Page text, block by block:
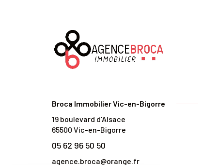
Broca Immobilier Vic-en-Bigorre
19 boulevard d'Alsace
65500 Vic-en-Bigorre
05 62 96 50 50
agence.broca@orange.fr